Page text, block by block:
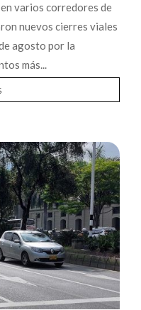
varios corredores de
nuevos cierres viales
agosto por la
más...